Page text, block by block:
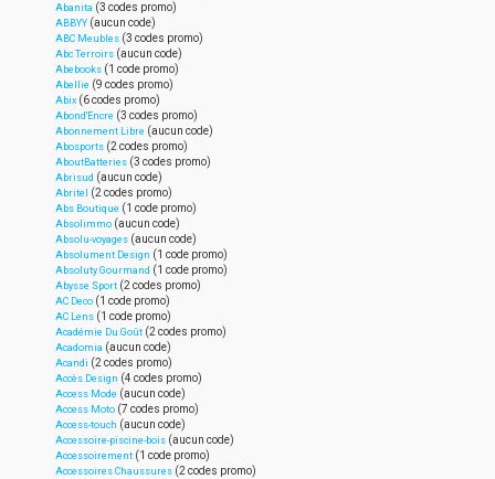
Abanita (3 codes promo)
ABBYY (aucun code)
ABC Meubles (3 codes promo)
Abc Terroirs (aucun code)
Abebooks (1 code promo)
Abellie (9 codes promo)
Abix (6 codes promo)
Abond'Encre (3 codes promo)
Abonnement Libre (aucun code)
Abosports (2 codes promo)
AboutBatteries (3 codes promo)
Abrisud (aucun code)
Abritel (2 codes promo)
Abs Boutique (1 code promo)
Absolimmo (aucun code)
Absolu-voyages (aucun code)
Absolument Design (1 code promo)
Absoluty Gourmand (1 code promo)
Abysse Sport (2 codes promo)
AC Deco (1 code promo)
AC Lens (1 code promo)
Académie Du Goût (2 codes promo)
Acadomia (aucun code)
Acandi (2 codes promo)
Accès Design (4 codes promo)
Access Mode (aucun code)
Access Moto (7 codes promo)
Access-touch (aucun code)
Accessoire-piscine-bois (aucun code)
Accessoirement (1 code promo)
Accessoires Chaussures (2 codes promo)